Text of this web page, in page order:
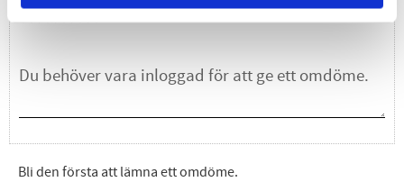
Bli den första att lämna ett omdöme.